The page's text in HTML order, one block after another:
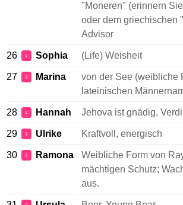
"Moneren" (erinnern
oder dem griechischen
Advisor
26 ♀ Sophia (Life) Weisheit
27 ♀ Marina
von der See (weibliche
lateinischen
28 ♀ Hannah Jehova ist gnädig,
29 ♀ Ulrike Kraftvoll, energisch
30 ♀ Ramona
Weibliche Form von
mächtigen Schutz;
aus.